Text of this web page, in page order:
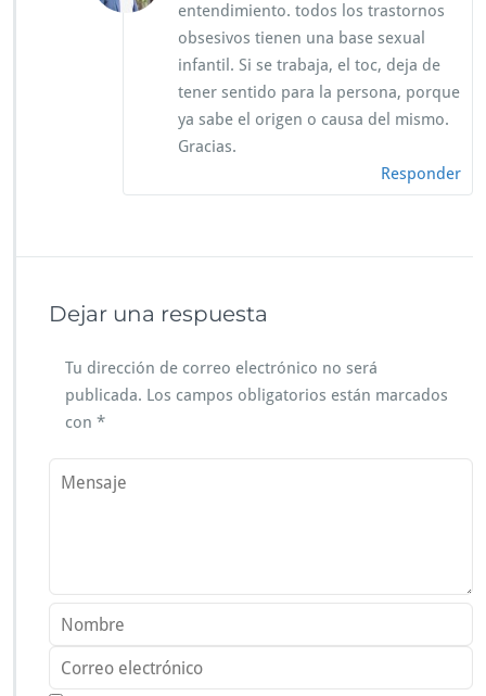
entendimiento. todos los trastornos
obsesivos tienen una base sexual
infantil. Si se trabaja, el toc, deja de
tener sentido para la persona, porque
ya sabe el origen o causa del mismo.
Gracias.
Responder
Dejar una respuesta
Tu dirección de correo electrónico no será
publicada. Los campos obligatorios están marcados
con *